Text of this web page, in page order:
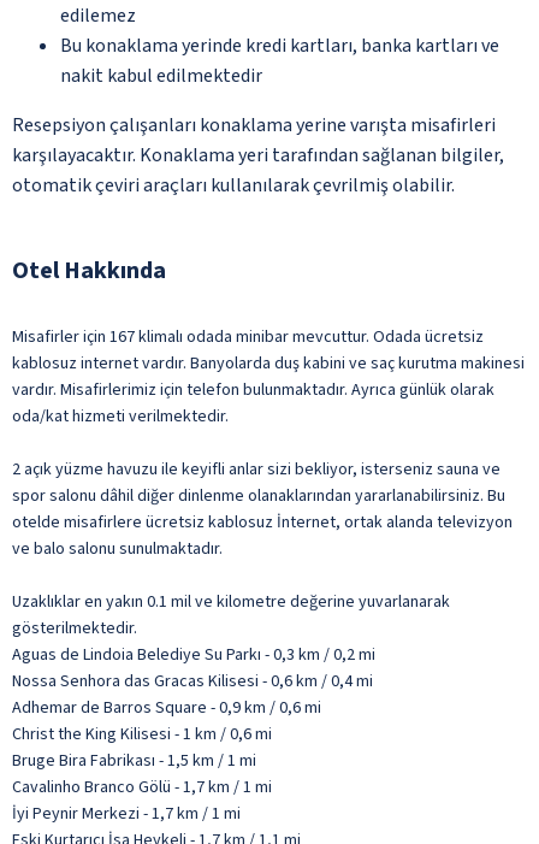
edilemez
Bu konaklama yerinde kredi kartları, banka kartları ve
nakit kabul edilmektedir
Resepsiyon çalışanları konaklama yerine varışta misafirleri
karşılayacaktır. Konaklama yeri tarafından sağlanan bilgiler,
otomatik çeviri araçları kullanılarak çevrilmiş olabilir.
Otel Hakkında
Misafirler için 167 klimalı odada minibar mevcuttur. Odada ücretsiz
kablosuz internet vardır. Banyolarda duş kabini ve saç kurutma makinesi
vardır. Misafirlerimiz için telefon bulunmaktadır. Ayrıca günlük olarak
oda/kat hizmeti verilmektedir.
2 açık yüzme havuzu ile keyifli anlar sizi bekliyor, isterseniz sauna ve
spor salonu dâhil diğer dinlenme olanaklarından yararlanabilirsiniz. Bu
otelde misafirlere ücretsiz kablosuz İnternet, ortak alanda televizyon
ve balo salonu sunulmaktadır.
Uzaklıklar en yakın 0.1 mil ve kilometre değerine yuvarlanarak
gösterilmektedir.
Aguas de Lindoia Belediye Su Parkı - 0,3 km / 0,2 mi
Nossa Senhora das Gracas Kilisesi - 0,6 km / 0,4 mi
Adhemar de Barros Square - 0,9 km / 0,6 mi
Christ the King Kilisesi - 1 km / 0,6 mi
Bruge Bira Fabrikası - 1,5 km / 1 mi
Cavalinho Branco Gölü - 1,7 km / 1 mi
İyi Peynir Merkezi - 1,7 km / 1 mi